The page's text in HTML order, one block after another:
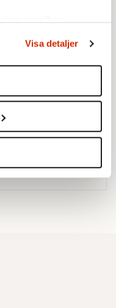
när som
att anpassa innehållet
trafik. Vi
och annan
medier och
samarbetar med.
med annan
Visa detaljer
2026!